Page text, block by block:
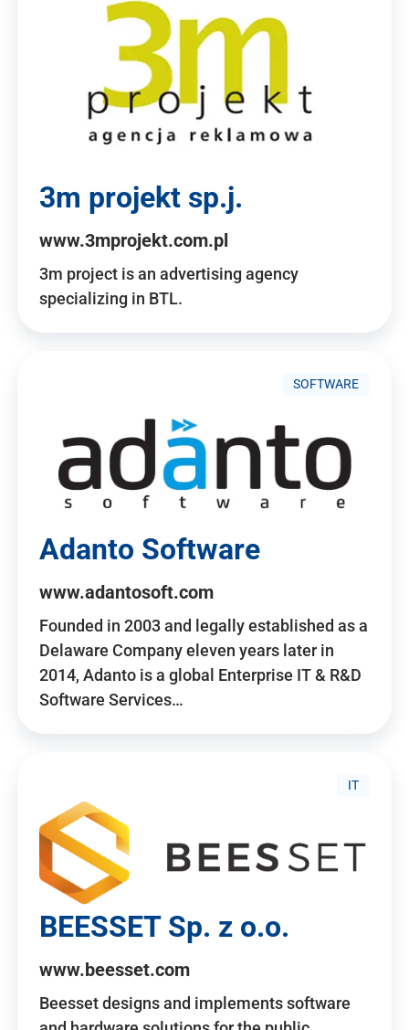
3m projekt sp.j.
www.3mprojekt.com.pl
3m project is an advertising agency
specializing in BTL.
SOFTWARE
Adanto Software
www.adantosoft.com
Founded in 2003 and legally established as a
Delaware Company eleven years later in
2014, Adanto is a global Enterprise IT & R&D
Software Services…
IT
BEESSET Sp. z o.o.
www.beesset.com
Beesset designs and implements software